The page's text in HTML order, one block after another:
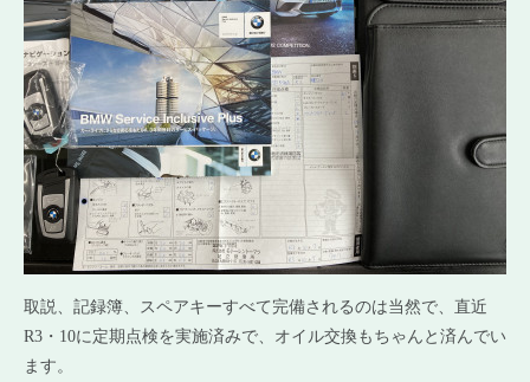
取説、記録簿、スペアキーすべて完備されるのは当然で、直近
R3・10に定期点検を実施済みで、オイル交換もちゃんと済んでい
ます。